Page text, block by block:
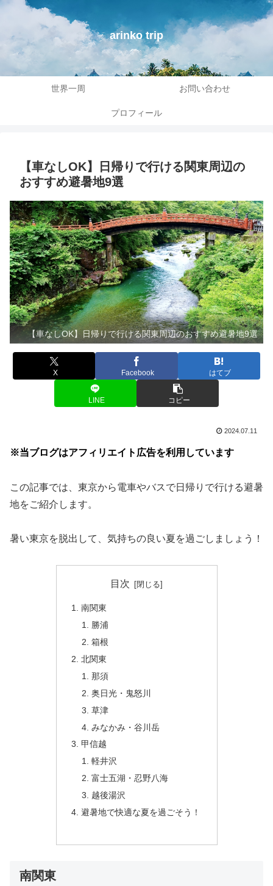
arinko trip
世界一周 お問い合わせ
プロフィール
【車なしOK】日帰りで行ける関東周辺の
おすすめ避暑地9選
【車なしOK】日帰りで行ける関東周辺のおすすめ避暑地9選
X Facebook はてブ
LINE コピー
2024.07.11
※当ブログはアフィリエイト広告を利用しています
この記事では、東京から電車やバスで日帰りで行ける避暑
地をご紹介します。
暑い東京を脱出して、気持ちの良い夏を過ごしましょう！
目次
南関東
勝浦
箱根
北関東
那須
奥日光・鬼怒川
草津
みなかみ・谷川岳
甲信越
軽井沢
富士五湖・忍野八海
越後湯沢
避暑地で快適な夏を過ごそう！
南関東